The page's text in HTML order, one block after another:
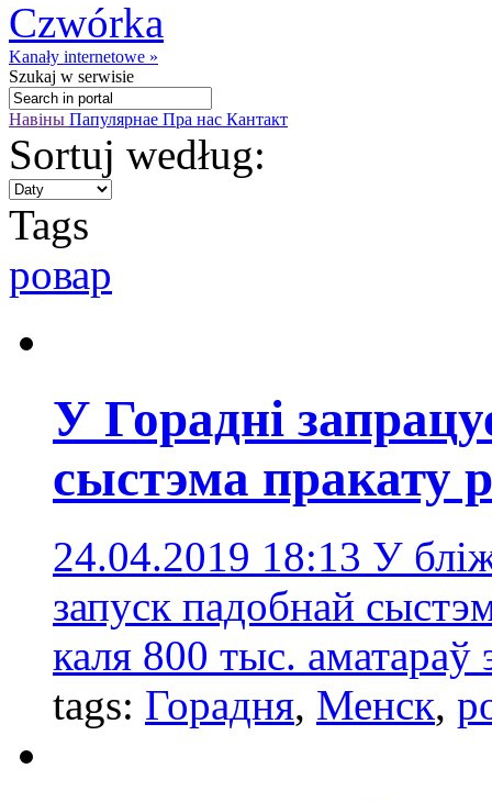
Kanały internetowe »
Szukaj w serwisie
Навіны Папулярнае Пра нас Кантакт
Sortuj według:
Tags
ровар
У Горадні
сыстэма пракату
24.04.2019 18:13 У
запуск падобнай
каля 800 тыс. аматараў
tags: Горадня, Менск,